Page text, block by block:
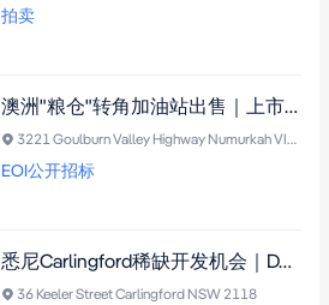
拍卖
澳洲"粮仓"转角加油站出售｜上市公司承租15年，年租逾$27.3万，20公里内仅3座加油站！
3221 Goulburn Valley Highway Numurkah VIC 3636
EOI公开招标
悉尼Carlingford稀缺开发机会｜DA已批41套Boarding House，抢占高需求租赁市场
36 Keeler Street Carlingford NSW 2118